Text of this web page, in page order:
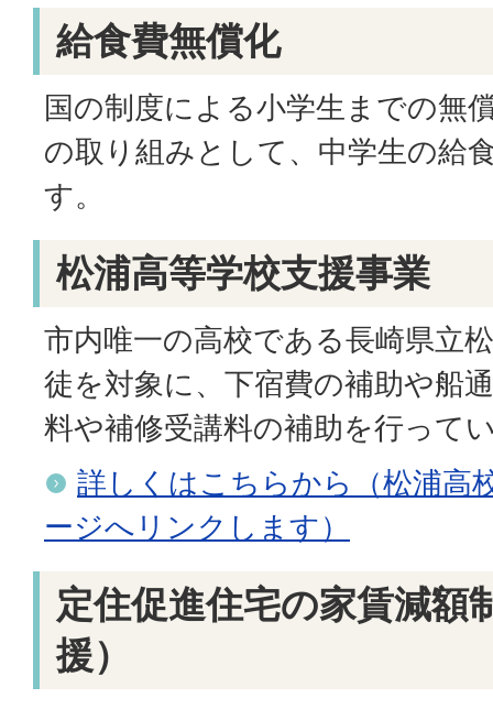
給食費無償化
国の制度による小学生までの無
の取り組みとして、中学生の給
す。
松浦高等学校支援事業
市内唯一の高校である長崎県立
徒を対象に、下宿費の補助や船
料や補修受講料の補助を行って
詳しくはこちらから（松浦高
ージへリンクします）
定住促進住宅の家賃減額
援）